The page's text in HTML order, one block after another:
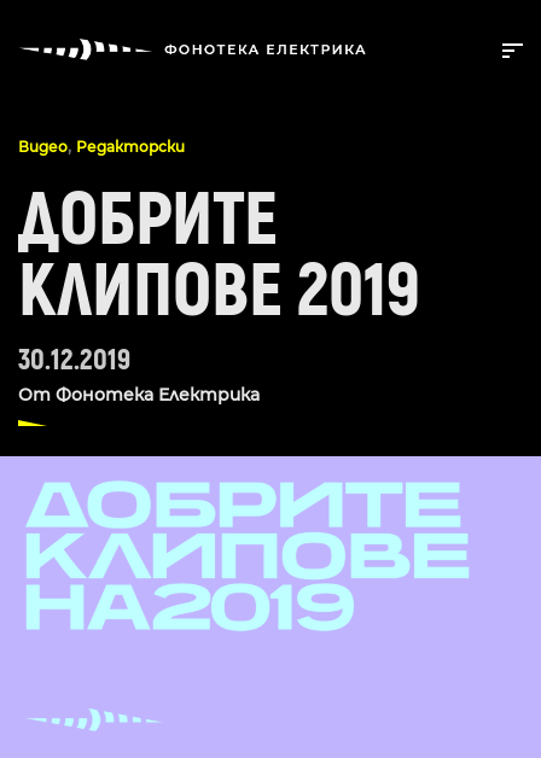
Видео, Редакторски
ДОБРИТЕ
КЛИПОВЕ 2019
30.12.2019
От Фонотека Електрика